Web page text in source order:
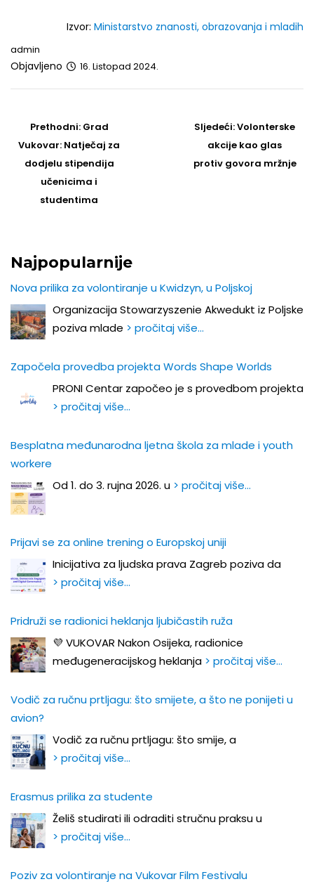
Izvor: Ministarstvo znanosti, obrazovanja i mladih
admin
Objavljeno 16. Listopad 2024.
navigation
Prethodni: Prethodni
post
Grad
Vukovar: Natječaj za
dodjelu stipendija
učenicima i
studentima
Sljedeći:Sljedeći
Post
Volonterske
akcije kao glas
protiv govora mržnje
Najpopularnije
Nova prilika za volontiranje u Kwidzyn, u Poljskoj
Organizacija Stowarzyszenie Akwedukt iz Poljske
poziva mlade > pročitaj više…
Započela provedba projekta Words Shape Worlds
PRONI Centar započeo je s provedbom projekta
> pročitaj više…
Besplatna međunarodna ljetna škola za mlade i youth
workere
Od 1. do 3. rujna 2026. u > pročitaj više…
Prijavi se za online trening o Europskoj uniji
Inicijativa za ljudska prava Zagreb poziva da
> pročitaj više…
Pridruži se radionici heklanja ljubičastih ruža
💜 VUKOVAR Nakon Osijeka, radionice
međugeneracijskog heklanja > pročitaj više…
Vodič za ručnu prtljagu: što smijete, a što ne ponijeti u
avion?
Vodič za ručnu prtljagu: što smije, a
> pročitaj više…
Erasmus prilika za studente
Želiš studirati ili odraditi stručnu praksu u
> pročitaj više…
Poziv za volontiranje na Vukovar Film Festivalu